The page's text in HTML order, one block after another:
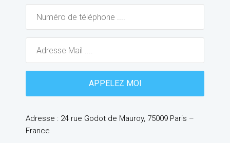
Adresse : 24 rue Godot de Mauroy, 75009 Paris –
France